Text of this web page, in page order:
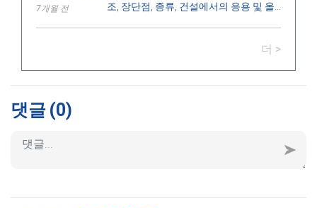
7개월 전
조, 장단점, 종류, 건설에서의 응용 및 올
더 >
댓글 (0)